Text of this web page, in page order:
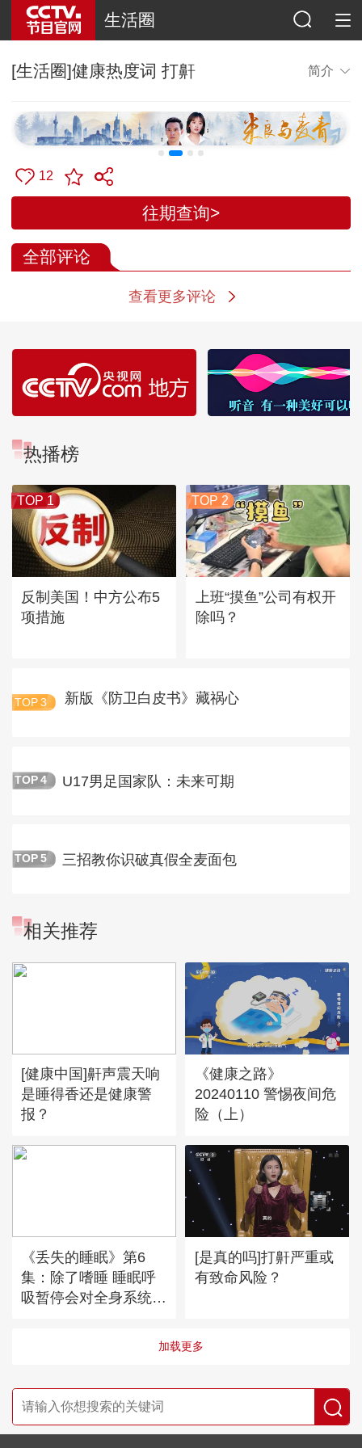
生活圈
[生活圈]健康热度词 打鼾 简介
12
往期查询>
全部评论
查看更多评论
热播榜
TOP 1
反制美国！中方公布5
项措施
TOP 2
上班“摸鱼”公司有权开
除吗？
TOP 3 新版《防卫白皮书》藏祸心
TOP 4 U17男足国家队：未来可期
TOP 5 三招教你识破真假全麦面包
相关推荐
[健康中国]鼾声震天响
是睡得香还是健康警
报？
《健康之路》
20240110 警惕夜间危
险（上）
《丢失的睡眠》第6
集：除了嗜睡 睡眠呼
吸暂停会对全身系统都
[是真的吗]打鼾严重或
有致命风险？
加载更多